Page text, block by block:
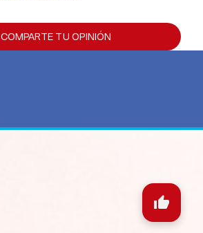
thumb_up
COMPARTE TU OPINIÓN